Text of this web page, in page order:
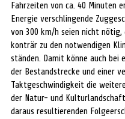
Fahrzeiten von ca. 40 Minuten
Energie verschlingende
von 300 km/h seien nicht nötig,
konträr zu den notwendigen
ständen. Damit könne auch bei
der Bestandstrecke und einer
Taktgeschwindigkeit die
der Natur- und
daraus resultierenden